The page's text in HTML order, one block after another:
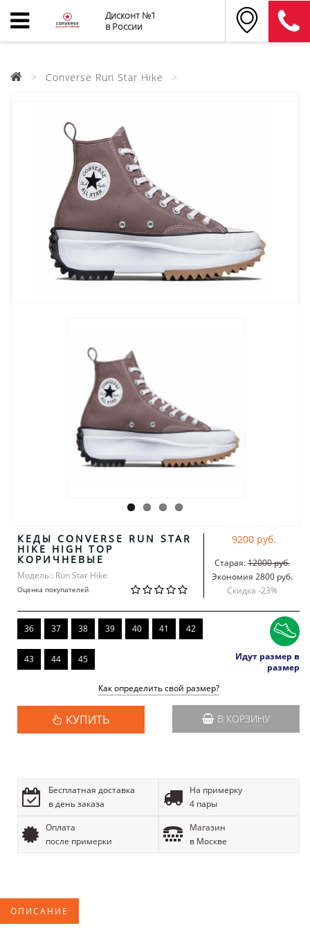
Дисконт №1
в России
Converse Run Star Hike
КЕДЫ CONVERSE RUN STAR
HIKE HIGH TOP
КОРИЧНЕВЫЕ
Модель:: Run Star Hike
Оценка покупателей
9200 руб.
Старая:12000 руб.
Экономия 2800 руб.
Скидка -23%
36 37 38 39 40 41 42
43 44 45
Идут размер в
размер
Как определить свой размер?
КУПИТЬ В КОРЗИНУ
Бесплатная доставка
в день заказа
На примерку
4 пары
Оплата
после примерки
Магазин
в Москве
ОПИСАНИЕ